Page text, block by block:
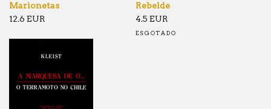
Marionetas
12.6 EUR
Rebelde
4.5 EUR
ESGOTADO